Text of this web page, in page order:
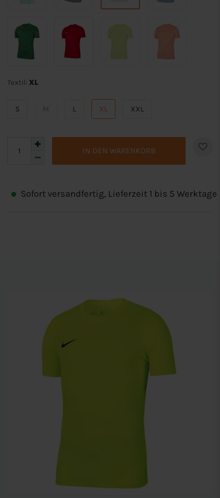
Textil: XL
S M L XL XXL
IN DEN WARENKORB
Sofort versandfertig, Lieferzeit 1 bis 5 Werktage